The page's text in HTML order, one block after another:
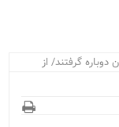
دوباره گرفتند/ از